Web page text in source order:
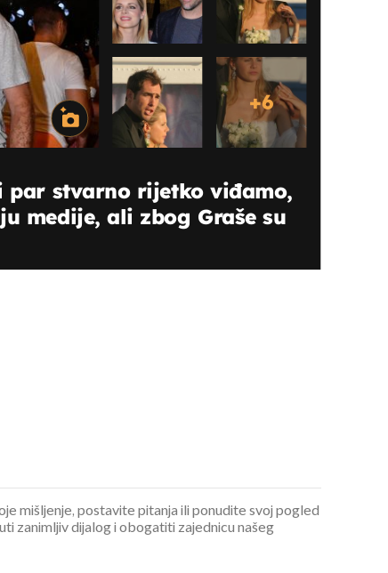
+6
par stvarno rijetko viđamo,
medije, ali zbog Graše su
mišljenje, postavite pitanja ili ponudite svoj pogled
zanimljiv dijalog i obogatiti zajednicu našeg